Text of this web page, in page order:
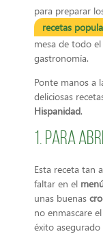
para preparar
recetas
mesa de todo
gastronomía.
Ponte manos a
deliciosas
Hispanidad.
1. Para
Esta receta tan
faltar en el
unas buenas
no enmascare
éxito